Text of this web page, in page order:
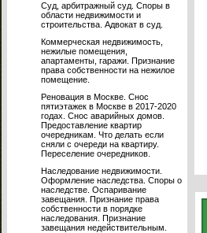
Суд, арбитражный суд. Споры в
области недвижимости и
строительства. Адвокат в суд.
Коммерческая недвижимость,
нежилые помещения,
апартаменты, гаражи. Признание
права собственности на нежилое
помещение.
Реновация в Москве. Снос
пятиэтажек в Москве в 2017-2020
годах. Снос аварийных домов.
Предоставление квартир
очередникам. Что делать если
сняли с очереди на квартиру.
Переселение очередников.
Наследование недвижимости.
Оформление наследства. Споры о
наследстве. Оспаривание
завещания. Признание права
собственности в порядке
наследования. Признание
завещания недействительным.